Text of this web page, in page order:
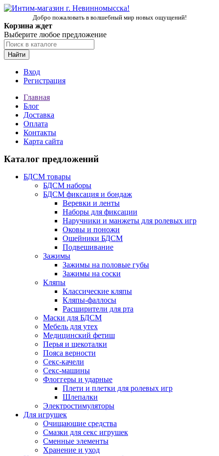
Добро пожаловать в волшебный мир новых ощущений!
Корзина ждет
Выберите любое предложение
Найти
Вход
Регистрация
Главная
Блог
Доставка
Оплата
Контакты
Карта сайта
Каталог предложений
БДСМ товары
БДСМ наборы
БДСМ фиксация и бондаж
Веревки и ленты
Наборы для фиксации
Наручники и манжеты для ролевых игр
Оковы и поножи
Ошейники БДСМ
Подвешивание
Зажимы
Зажимы на половые губы
Зажимы на соски
Кляпы
Классические кляпы
Кляпы-фаллосы
Расширители для рта
Маски для БДСМ
Мебель для утех
Медицинский фетиш
Перья и щекоталки
Пояса верности
Секс-качели
Секс-машины
Флоггеры и ударные
Плети и плетки для ролевых игр
Шлепалки
Электростимуляторы
Для игрушек
Очищающие средства
Смазки для секс игрушек
Сменные элементы
Хранение и уход